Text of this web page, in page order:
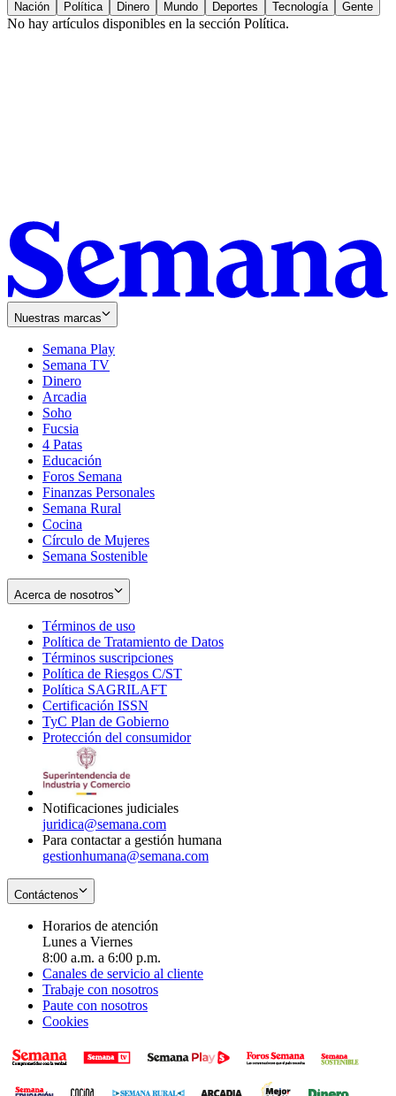
Nación Política Dinero Mundo Deportes Tecnología Gente
No hay artículos disponibles en la sección Política.
Nuestras marcas
Semana Play
Semana TV
Dinero
Arcadia
Soho
in
new
window
Fucsia
in
new
window
4 Patas
Educación
Foros Semana
Finanzas Personales
Semana Rural
Cocina
Círculo de Mujeres
Semana Sostenible
Acerca de nosotros
Términos de uso
in
new
window
Política de Tratamiento de Datos
Términos suscripciones
in
Política de Riesgos C/ST
Política SAGRILAFT
new
window
Certificación ISSN
in
new
TyC Plan de Gobierno
in
Protección del consumidorOpens
Notificaciones judiciales
juridica@semana.com
Para contactar a gestión humana
gestionhumana@semana.com
Contáctenos
Horarios de atención
Lunes a Viernes
8:00 a.m. a 6:00 p.m.
Canales de servicio al cliente
Trabaje con nosotros
Paute con nosotros
Cookies